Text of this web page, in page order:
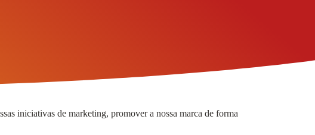
iniciativas de marketing, promover a nossa marca de forma